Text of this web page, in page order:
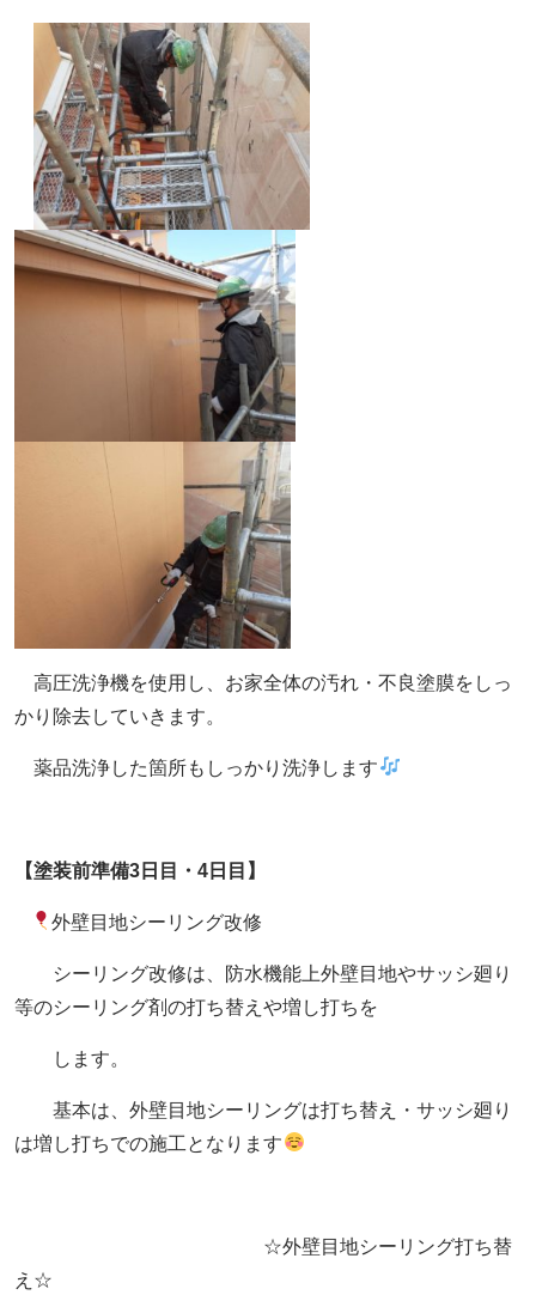
高圧洗浄機を使用し、お家全体の汚れ・不良塗膜をしっ
かり除去していきます。
薬品洗浄した箇所もしっかり洗浄します
【塗装前準備3日目・4日目】
外壁目地シーリング改修
シーリング改修は、防水機能上外壁目地やサッシ廻り
等のシーリング剤の打ち替えや増し打ちを
します。
基本は、外壁目地シーリングは打ち替え・サッシ廻り
は増し打ちでの施工となります
☆外壁目地シーリング打ち替
え☆